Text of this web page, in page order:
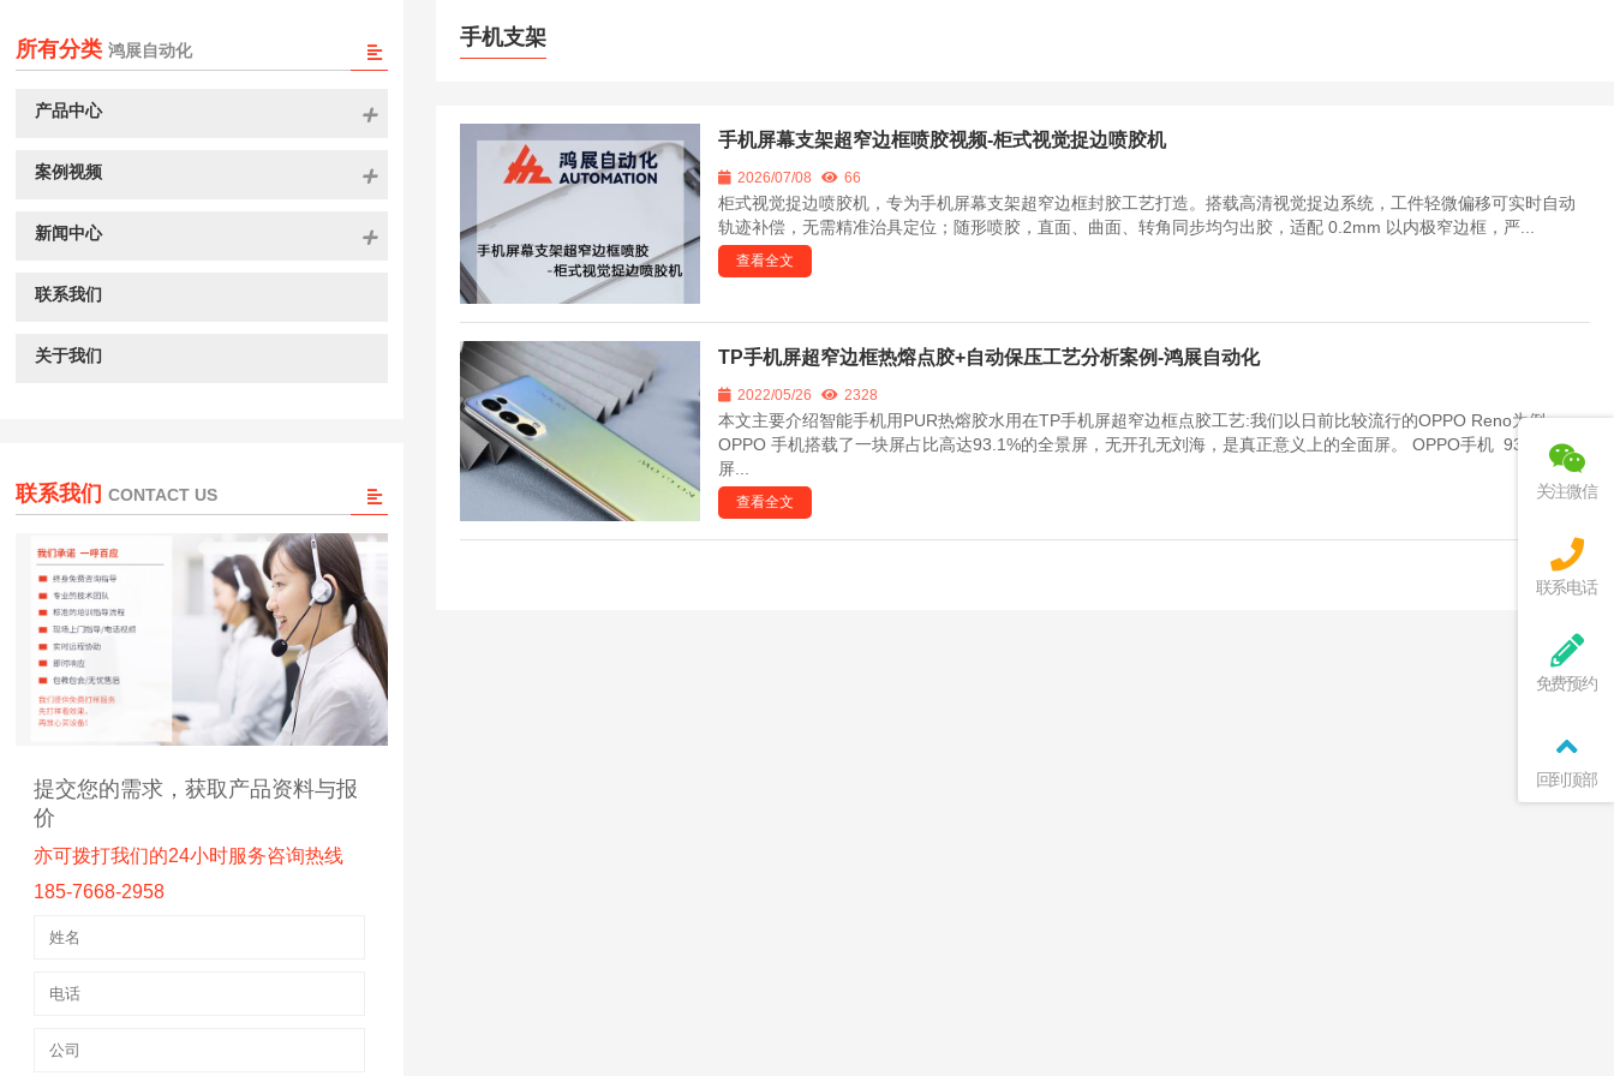
手机支架
手机屏幕支架超窄边框喷胶视频-柜式视觉捉边喷胶机
2026/07/08 66
柜式视觉捉边喷胶机，专为手机屏幕支架超窄边框封胶工艺打造。搭载高清视觉捉边系统，工件轻微偏移可实时自动
轨迹补偿，无需精准治具定位；随形喷胶，直面、曲面、转角同步均匀出胶，适配 0.2mm 以内极窄边框，严...
查看全文
TP手机屏超窄边框热熔点胶+自动保压工艺分析案例-鸿展自动化
2022/05/26 2328
本文主要介绍智能手机用PUR热熔胶水用在TP手机屏超窄边框点胶工艺:我们以日前比较流行的OPPO Reno为例
OPPO 手机搭载了一块屏占比高达93.1%的全景屏，无开孔无刘海，是真正意义上的全面屏。 OPPO手机 93.1%的
屏...
查看全文
所有分类 鸿展自动化
产品中心
案例视频
新闻中心
联系我们
关于我们
联系我们 CONTACT US
提交您的需求，获取产品资料与报
价
亦可拨打我们的24小时服务咨询热线
185-7668-2958
关注微信
联系电话
免费预约
回到顶部